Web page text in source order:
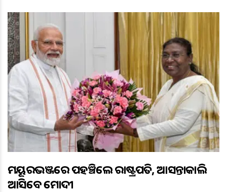
ମୟୂରଭଞ୍ଜରେ ପହଞ୍ଚିଲେ ରାଷ୍ଟ୍ରପତି, ଆସନ୍ତାକାଲି
ଆସିବେ ମୋଦୀ